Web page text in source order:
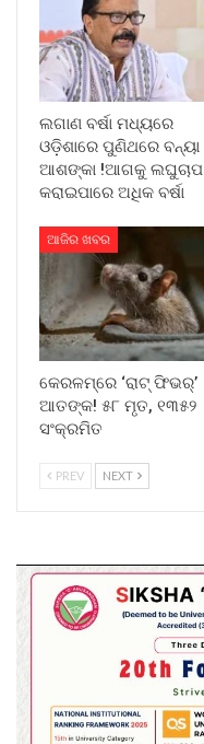
ଲଗାଣ ବର୍ଷା ମଧ୍ୟରେ
ଓଡ଼ିଶାରେ ପୁଣିଥରେ ବନ୍ୟା
ଆଶଙ୍କା !ଆଗକୁ ଲଘୁଚାପ
କରାଇପାରେ ଅଧିକ ବର୍ଷା
ଆଜିର ଖବର
କେରଳମ୍‌ରେ ‘ରାଟ୍ ଫିଭର୍’
ଆତଙ୍କ! ୫୮ ମୃତ, ୧୩୫୨
ସଂକ୍ରମିତ
PREV NEXT